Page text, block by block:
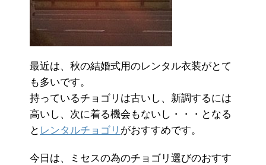
最近は、秋の結婚式用のレンタル衣装がとて
も多いです。
持っているチョゴリは古いし、新調するには
高いし、次に着る機会もないし・・・となる
と レンタルチョゴリ がおすすめです。
今日は、ミセスの為のチョゴリ選びのおすす